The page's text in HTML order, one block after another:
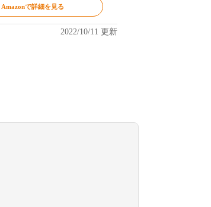
Amazonで詳細を見る
2022/10/11 更新